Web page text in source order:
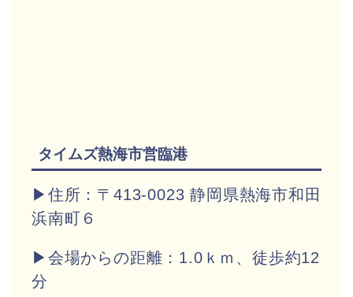
タイムズ熱海市営臨港
▶住所：〒413-0023 静岡県熱海市和田
浜南町６
▶会場からの距離：1.0ｋｍ、徒歩約12
分